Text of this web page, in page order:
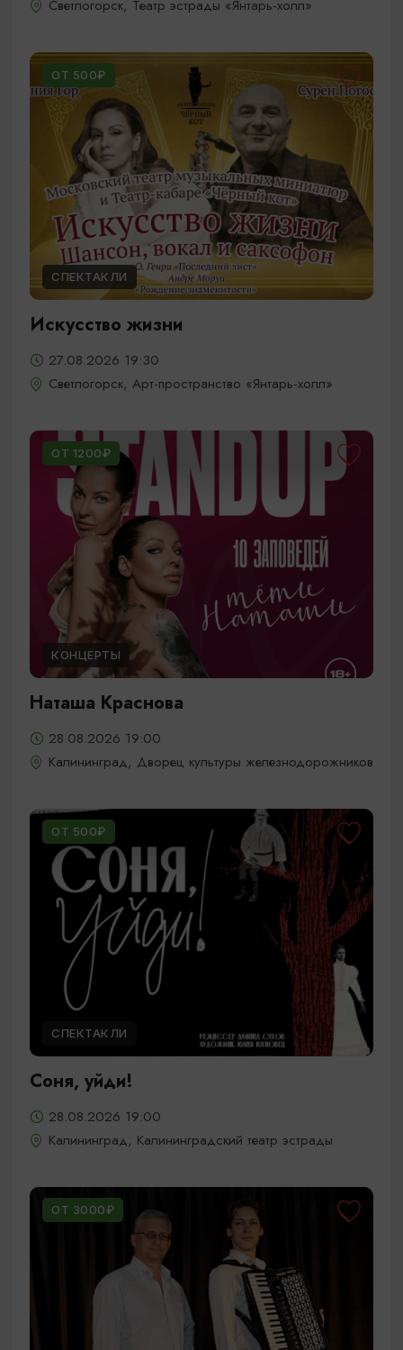
Светлогорск, Театр эстрады «Янтарь-холл»
ОТ 500₽
СПЕКТАКЛИ
Искусство жизни
27.08.2026 19:30
Светлогорск, Арт-пространство «Янтарь-холл»
ОТ 1200₽
КОНЦЕРТЫ
Наташа Краснова
28.08.2026 19:00
Калининград, Дворец культуры железнодорожников
ОТ 500₽
СПЕКТАКЛИ
Соня, уйди!
28.08.2026 19:00
Калининград, Калининградский театр эстрады
ОТ 3000₽